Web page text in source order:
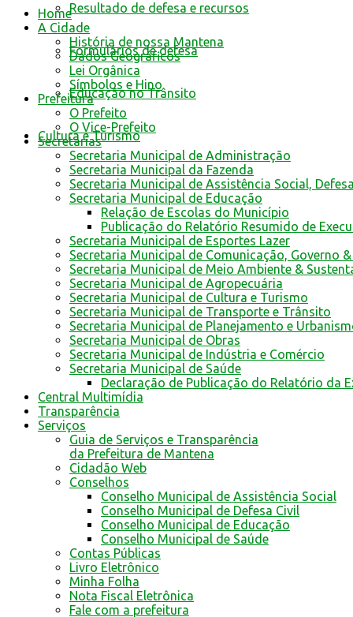
Resultado de defesa e recursos
Formulários de defesa
Educação no Trânsito
Cultura e Turismo
Home
A Cidade
História de nossa Mantena
Dados Geográficos
Lei Orgânica
Símbolos e Hino
Prefeitura
O Prefeito
O Vice-Prefeito
Secretarias
Secretaria Municipal de Administração
Secretaria Municipal da Fazenda
Secretaria Municipal de Assistência Social,
Secretaria Municipal de Educação
Relação de Escolas do Município
Publicação do Relatório Resumido de
Secretaria Municipal de Esportes Lazer
Secretaria Municipal de Comunicação, Governo
Secretaria Municipal de Meio Ambiente &
Secretaria Municipal de Agropecuária
Secretaria Municipal de Cultura e Turismo
Secretaria Municipal de Transporte e Trânsito
Secretaria Municipal de Planejamento e
Secretaria Municipal de Obras
Secretaria Municipal de Indústria e Comércio
Secretaria Municipal de Saúde
Declaração de Publicação do Relatório da
Central Multimídia
Transparência
Serviços
Guia de Serviços e Transparência
da Prefeitura de Mantena
Cidadão Web
Conselhos
Conselho Municipal de Assistência Social
Conselho Municipal de Defesa Civil
Conselho Municipal de Educação
Conselho Municipal de Saúde
Contas Públicas
Livro Eletrônico
Minha Folha
Nota Fiscal Eletrônica
Fale com a prefeitura